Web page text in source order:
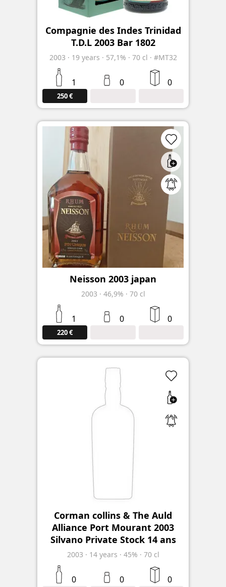
Compagnie des Indes Trinidad
T.D.L 2003 Bar 1802
2003 · 19 years · 57,1% · 70 cl · #MT32
1
250 €
0 0
Neisson 2003 japan
2003 · 46,9% · 70 cl
1
220 €
0 0
Corman collins & The Auld
Alliance Port Mourant 2003
Silvano Private Stock 14 ans
2003 · 14 years · 45% · 70 cl
0 0 0